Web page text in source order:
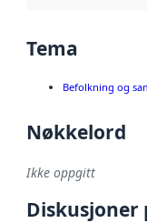
Tema
Befolkning og
Nøkkelord
Ikke oppgitt
Diskusjoner